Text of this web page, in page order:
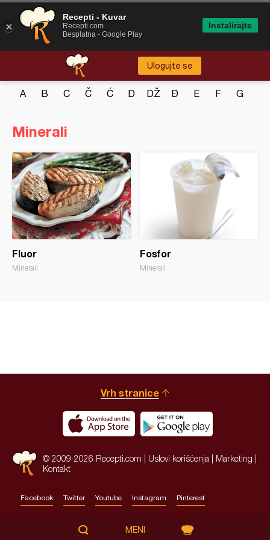
Ulogujte se
A B C Č Ć D DŽ Đ E F G
Minerali
Fluor
Minerali
Fosfor
Minerali
Vrh stranice
© 2009-2026 Recepti.com | Uslovi korišćenja Marketing
Kontakt
Facebook Twitter Youtube Instagram Pinterest
Recepti - Kuvar
Recepti.com
Besplatna - Google Play
Instalirajte